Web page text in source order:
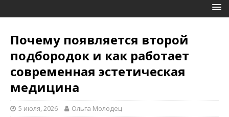
Почему появляется второй
подбородок и как работает
современная эстетическая
медицина
5 июля, 2026 Ольга Молодец